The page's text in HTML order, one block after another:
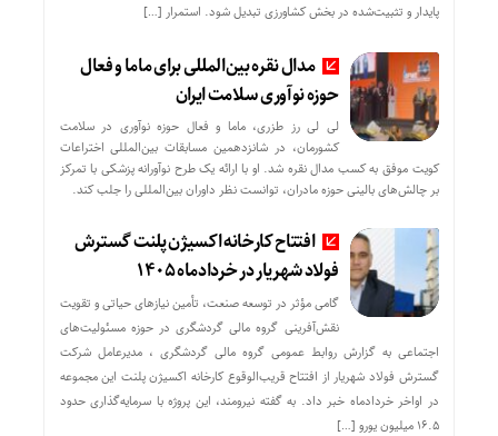
پایدار و تثبیت‌شده در بخش کشاورزی تبدیل شود. استمرار […]
مدال نقره بین‌المللی برای ماما و فعال
حوزه نوآوری سلامت ایران
لی لی رز طزری، ماما و فعال حوزه نوآوری در سلامت
کشورمان، در شانزدهمین مسابقات بین‌المللی اختراعات
کویت موفق به کسب مدال نقره شد. او با ارائه یک طرح نوآورانه پزشکی با تمرکز
بر چالش‌های بالینی حوزه مادران، توانست نظر داوران بین‌المللی را جلب کند.
افتتاح کارخانه اکسیژن پلنت گسترش
فولاد شهریار در خردادماه ۱۴۰۵
گامی مؤثر در توسعه صنعت، تأمین نیازهای حیاتی و تقویت
نقش‌آفرینی گروه مالی گردشگری در حوزه مسئولیت‌های
اجتماعی به گزارش روابط عمومی گروه مالی گردشگری ، مدیرعامل شرکت
گسترش فولاد شهریار از افتتاح قریب‌الوقوع کارخانه اکسیژن پلنت این مجموعه
در اواخر خردادماه خبر داد. به گفته نیرومند، این پروژه با سرمایه‌گذاری حدود
۱۶.۵ میلیون یورو […]